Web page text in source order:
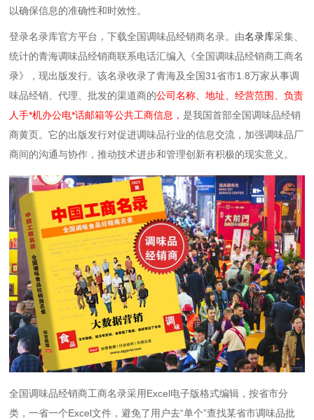
以确保信息的准确性和时效性。
登录名录库官方平台，下载全国调味品经销商名录。由名录库采集、
统计的青海调味品经销商联系电话汇编入《全国调味品经销商工商名
录》，现出版发行。该名录收录了青海及全国31省市1.8万家从事调
味品经销、代理、批发的渠道商的公司名称、地址、经营范围、负责
人手*机办公电*话邮箱等公共工商信息，是我国首部全国调味品经销
商黄页。它的出版发行对促进调味品行业的信息交流，加强调味品厂
商间的沟通与协作，推动技术进步和管理创新有积极的现实意义。
全国调味品经销商工商名录采用Excel电子版格式编辑，按省市分
类，一省一个Excel文件，避免了用户去“单个”查找某省市调味品批